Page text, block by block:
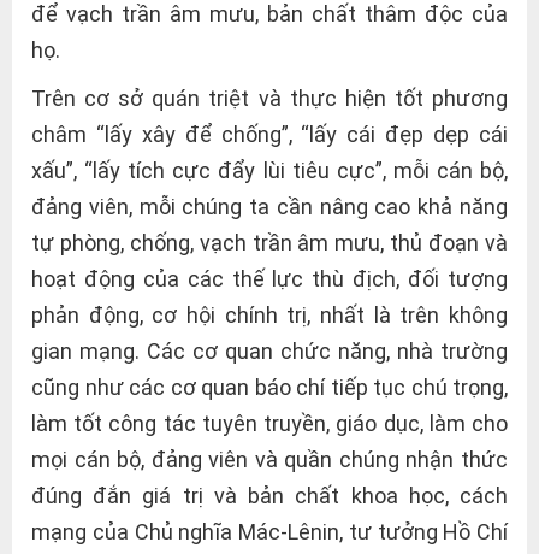
để vạch trần âm mưu, bản chất thâm độc của
họ.
Trên cơ sở quán triệt và thực hiện tốt phương
châm “lấy xây để chống”, “lấy cái đẹp dẹp cái
xấu”, “lấy tích cực đẩy lùi tiêu cực”, mỗi cán bộ,
đảng viên, mỗi chúng ta cần nâng cao khả năng
tự phòng, chống, vạch trần âm mưu, thủ đoạn và
hoạt động của các thế lực thù địch, đối tượng
phản động, cơ hội chính trị, nhất là trên không
gian mạng. Các cơ quan chức năng, nhà trường
cũng như các cơ quan báo chí tiếp tục chú trọng,
làm tốt công tác tuyên truyền, giáo dục, làm cho
mọi cán bộ, đảng viên và quần chúng nhận thức
đúng đắn giá trị và bản chất khoa học, cách
mạng của Chủ nghĩa Mác-Lênin, tư tưởng Hồ Chí